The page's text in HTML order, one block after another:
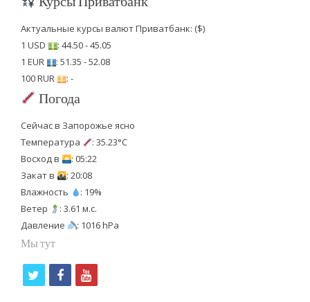
Актуальные курсы валют Приватбанк: ($)
1 USD
: 44.50 - 45.05
1 EUR
: 51.35 - 52.08
100 RUR
: -
Погода
Сейчас в Запорожье ясно
Температура
: 35.23°C
Восход в
: 05:22
Закат в
: 20:08
Влажность
: 19%
Ветер
: 3.61 м.с.
Давление
: 1016 hPa
Мы тут
f
y